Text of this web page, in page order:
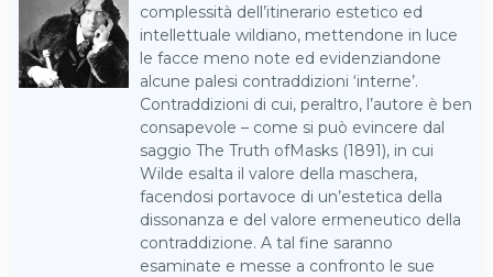
complessità dell’itinerario estetico ed
intellettuale wildiano, mettendone in luce
le facce meno note ed evidenziandone
alcune palesi contraddizioni ‘interne’.
Contraddizioni di cui, peraltro, l’autore è ben
consapevole – come si può evincere dal
saggio The Truth ofMasks (1891), in cui
Wilde esalta il valore della maschera,
facendosi portavoce di un’estetica della
dissonanza e del valore ermeneutico della
contraddizione. A tal fine saranno
esaminate e messe a confronto le sue